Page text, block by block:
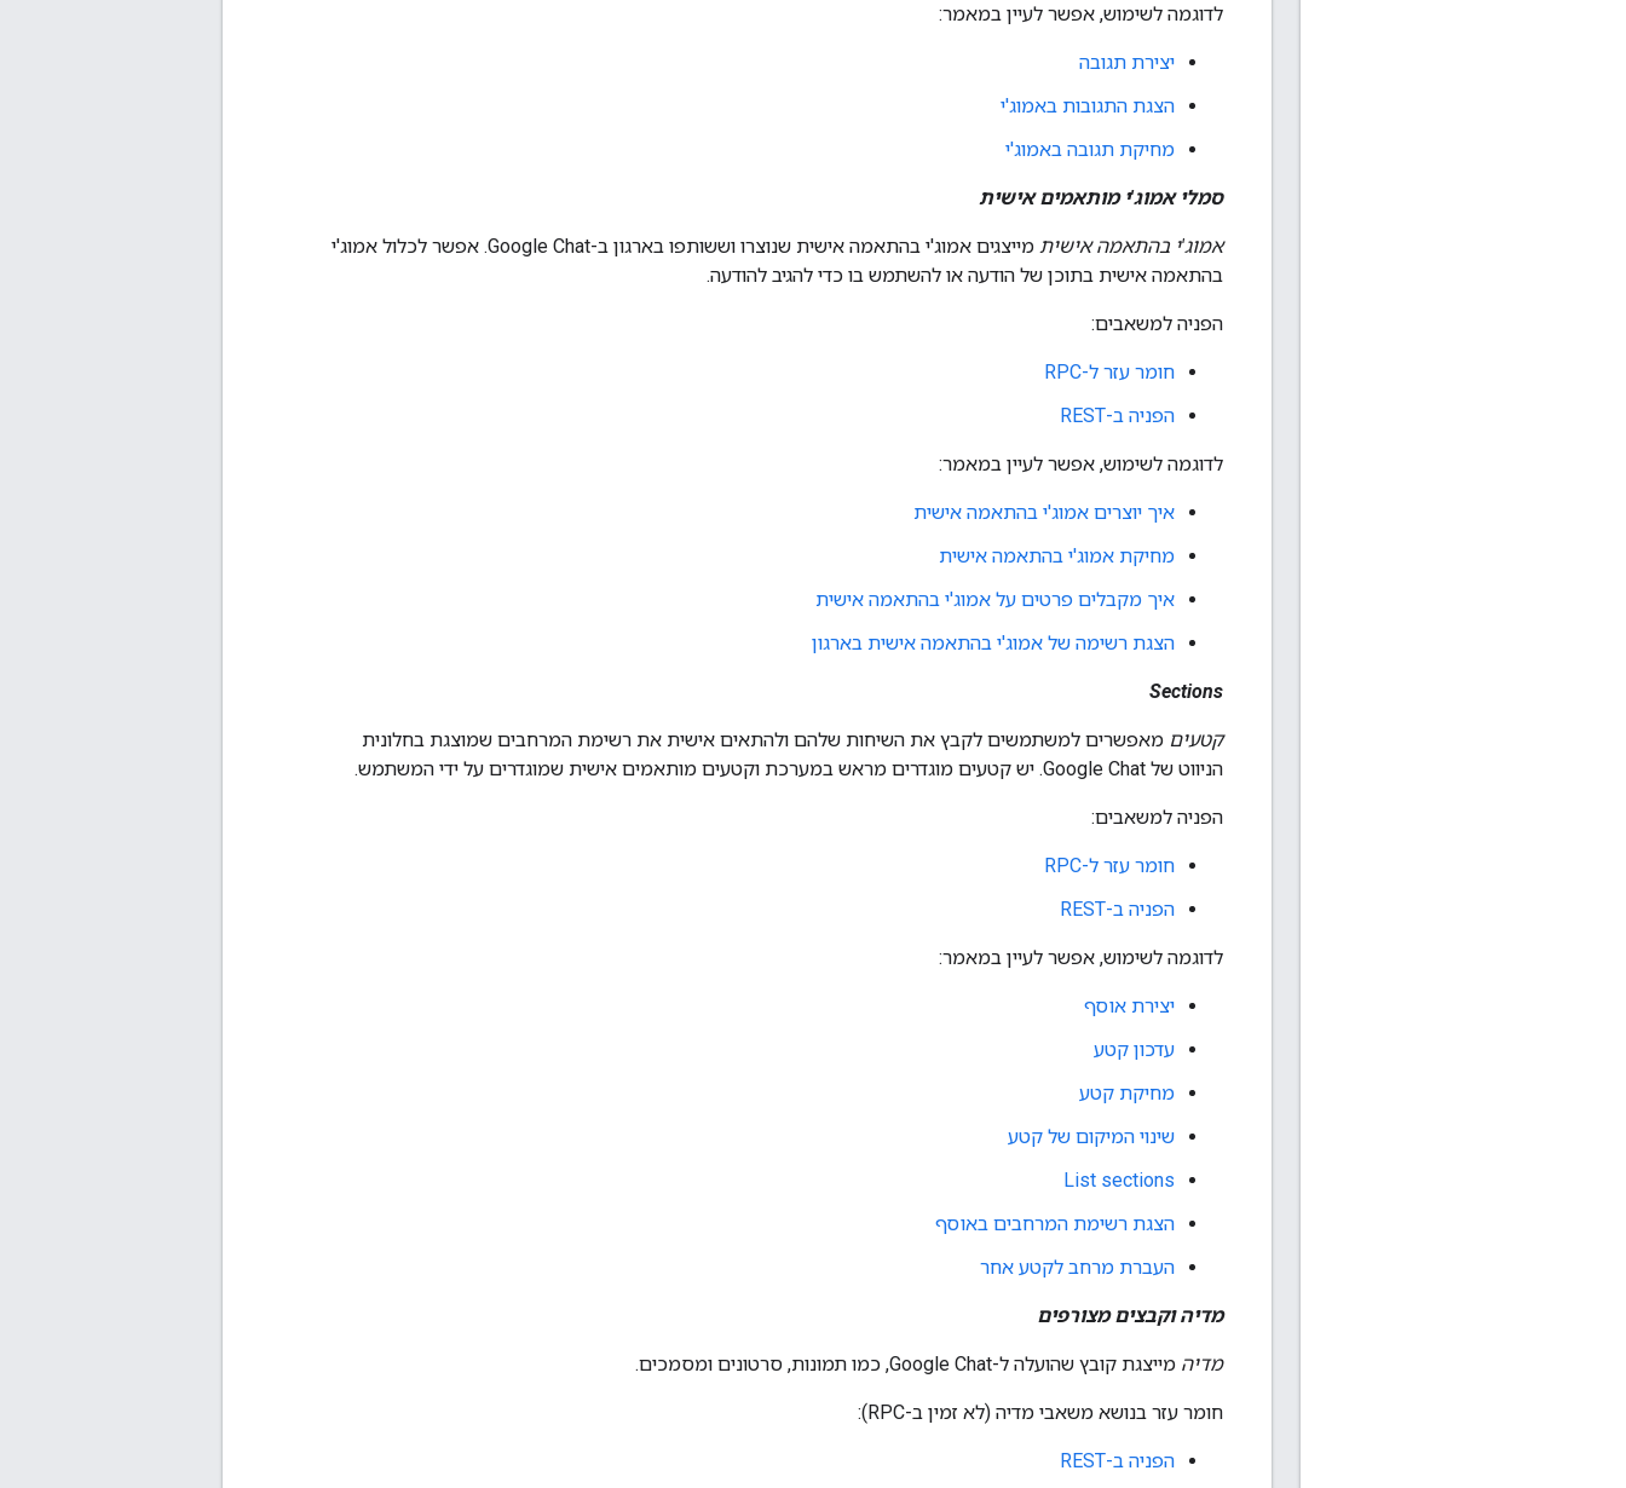
לדוגמה לשימוש, אפשר לעיין במאמר:
יצירת תגובה
הצגת התגובות באמוג'י
מחיקת תגובה באמוג'י
סמלי אמוג'י מותאמים אישית
אמוג'י בהתאמה אישית
מייצגים אמוג'י בהתאמה אישית שנוצרו וששותפו בארגון ב-Google Chat. אפשר לכלול אמוג'י
בהתאמה אישית בתוכן של הודעה או להשתמש בו כדי להגיב להודעה.
הפניה למשאבים:
חומר עזר ל-RPC
הפניה ב-REST
לדוגמה לשימוש, אפשר לעיין במאמר:
איך יוצרים אמוג'י בהתאמה אישית
מחיקת אמוג'י בהתאמה אישית
איך מקבלים פרטים על אמוג'י בהתאמה אישית
הצגת רשימה של אמוג'י בהתאמה אישית בארגון
Sections
קטעים מאפשרים למשתמשים לקבץ את השיחות שלהם ולהתאים אישית את רשימת המרחבים שמוצגת בחלונית
הניווט של Google Chat. יש קטעים מוגדרים מראש במערכת וקטעים מותאמים אישית שמוגדרים על ידי המשתמש.
הפניה למשאבים:
חומר עזר ל-RPC
הפניה ב-REST
לדוגמה לשימוש, אפשר לעיין במאמר:
יצירת אוסף
עדכון קטע
מחיקת קטע
שינוי המיקום של קטע
List sections
הצגת רשימת המרחבים באוסף
העברת מרחב לקטע אחר
מדיה וקבצים מצורפים
מדיה מייצגת קובץ שהועלה ל-Google Chat, כמו תמונות, סרטונים ומסמכים.
חומר עזר בנושא משאבי מדיה (לא זמין ב-RPC):
הפניה ב-REST